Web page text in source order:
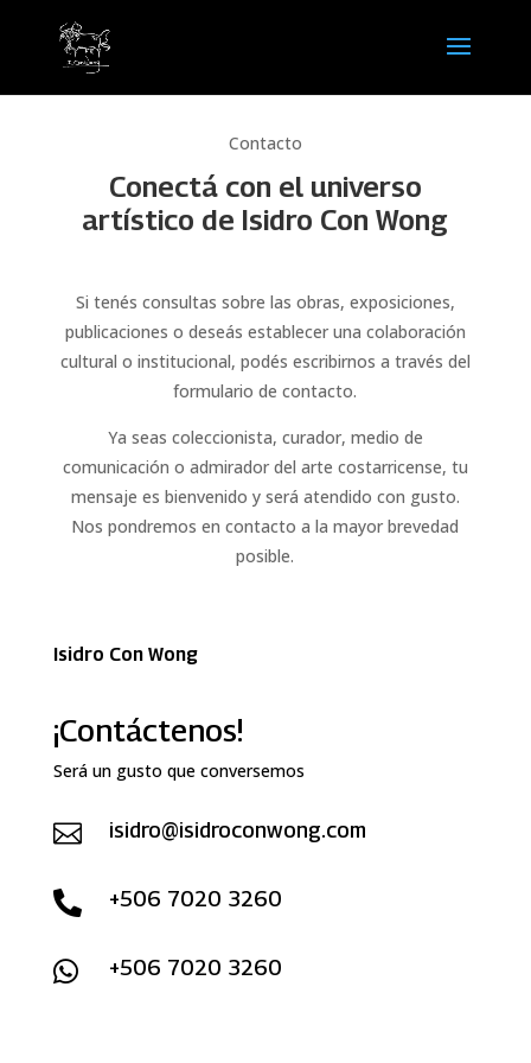
Contacto
Conectá con el universo
artístico de Isidro Con Wong
Si tenés consultas sobre las obras, exposiciones,
publicaciones o deseás establecer una colaboración
cultural o institucional, podés escribirnos a través del
formulario de contacto.
Ya seas coleccionista, curador, medio de
comunicación o admirador del arte costarricense, tu
mensaje es bienvenido y será atendido con gusto.
Nos pondremos en contacto a la mayor brevedad
posible.
Isidro Con Wong
¡Contáctenos!
Será un gusto que conversemos
 isidro@isidroconwong.com
 +506 7020 3260
 +506 7020 3260